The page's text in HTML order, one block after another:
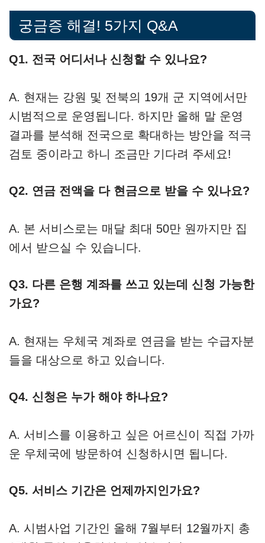
궁금증 해결! 5가지 Q&A
Q1. 전국 어디서나 신청할 수 있나요?
A. 현재는 강원 및 전북의 19개 군 지역에서만
시범적으로 운영됩니다. 하지만 올해 말 운영
결과를 분석해 전국으로 확대하는 방안을 적극
검토 중이라고 하니 조금만 기다려 주세요!
Q2. 연금 전액을 다 현금으로 받을 수 있나요?
A. 본 서비스로는 매달 최대 50만 원까지만 집
에서 받으실 수 있습니다.
Q3. 다른 은행 계좌를 쓰고 있는데 신청 가능한
가요?
A. 현재는 우체국 계좌로 연금을 받는 수급자분
들을 대상으로 하고 있습니다.
Q4. 신청은 누가 해야 하나요?
A. 서비스를 이용하고 싶은 어르신이 직접 가까
운 우체국에 방문하여 신청하시면 됩니다.
Q5. 서비스 기간은 언제까지인가요?
A. 시범사업 기간인 올해 7월부터 12월까지 총